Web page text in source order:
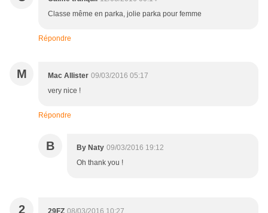
Classe même en parka, jolie parka pour femme
Répondre
M Mac Allister 09/03/2016 05:17
very nice !
Répondre
B By Naty 09/03/2016 19:12
Oh thank you !
2 29FZ 08/03/2016 10:27